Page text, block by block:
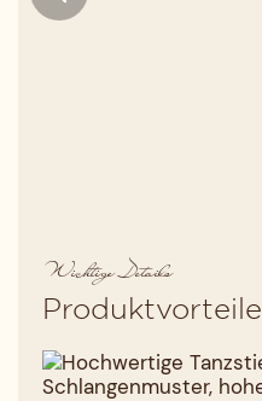
Wichtige Details
Produktvorteile